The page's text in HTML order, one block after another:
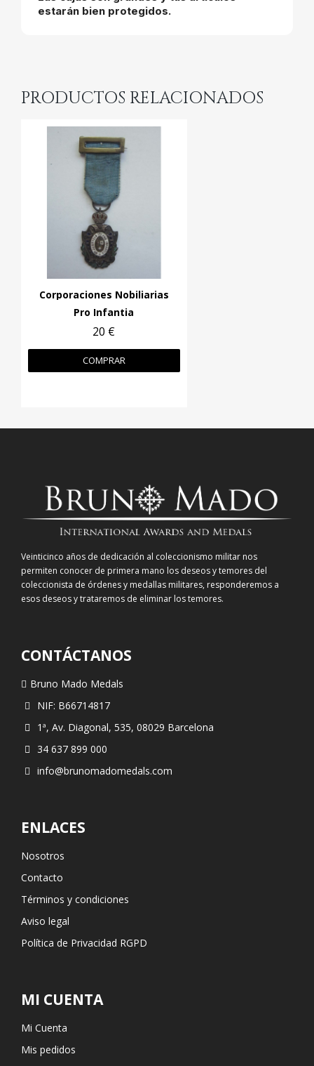
estarán bien protegidos.
PRODUCTOS RELACIONADOS
Corporaciones Nobiliarias
Pro Infantia
20 €
COMPRAR
Veinticinco años de dedicación al coleccionismo militar nos
permiten conocer de primera mano los deseos y temores del
coleccionista de órdenes y medallas militares, responderemos a
esos deseos y trataremos de eliminar los temores.
CONTÁCTANOS
Bruno Mado Medals
NIF: B66714817
1ª, Av. Diagonal, 535, 08029 Barcelona
34 637 899 000
info@brunomadomedals.com
ENLACES
Nosotros
Contacto
Términos y condiciones
Aviso legal
Política de Privacidad RGPD
MI CUENTA
Mi Cuenta
Mis pedidos